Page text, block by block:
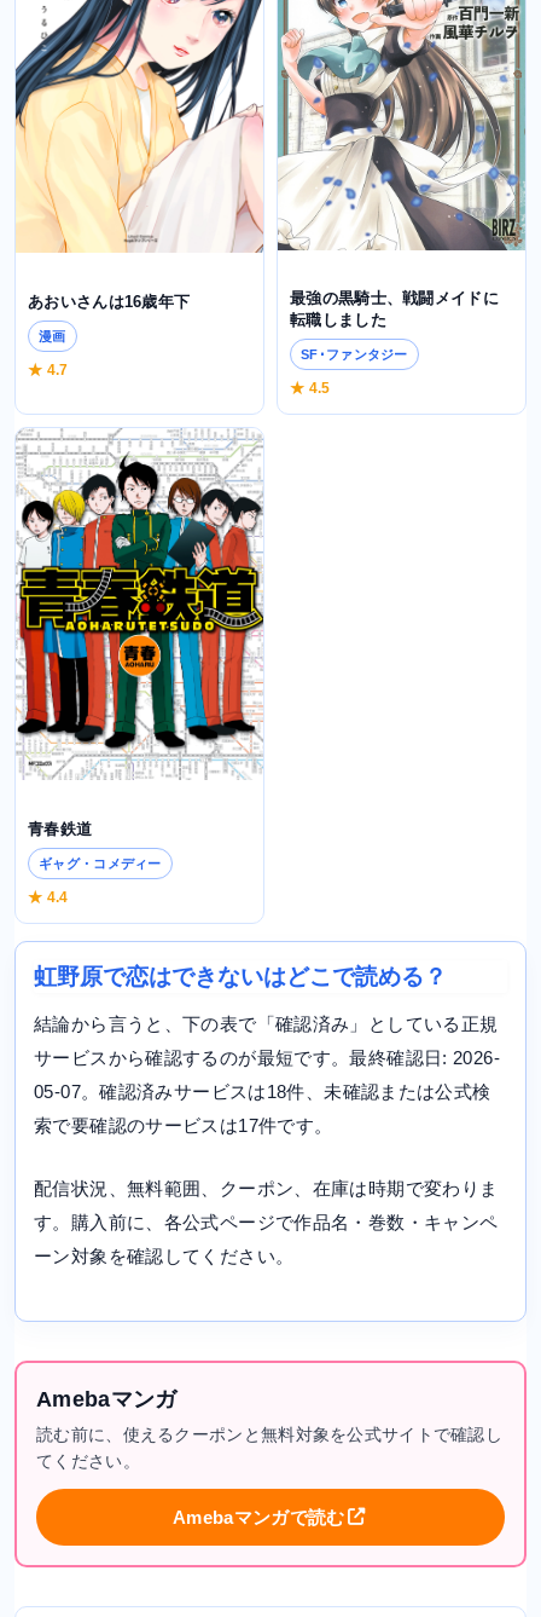
あおいさんは16歳年下
漫画
★ 4.7
最強の黒騎士、戦闘メイドに
転職しました
SF･ファンタジー
★ 4.5
青春鉄道
ギャグ・コメディー
★ 4.4
虹野原で恋はできないはどこで読める？
結論から言うと、下の表で「確認済み」としている正規
サービスから確認するのが最短です。最終確認日: 2026-
05-07。確認済みサービスは18件、未確認または公式検
索で要確認のサービスは17件です。
配信状況、無料範囲、クーポン、在庫は時期で変わりま
す。購入前に、各公式ページで作品名・巻数・キャンペ
ーン対象を確認してください。
Amebaマンガ
読む前に、使えるクーポンと無料対象を公式サイトで確認し
てください。
Amebaマンガで読む